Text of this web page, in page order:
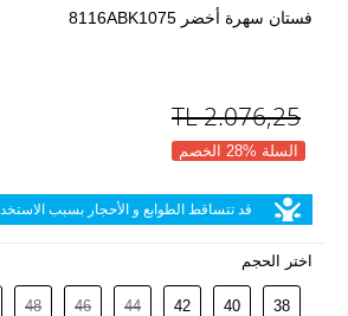
فستان سهرة أخضر 8116ABK1075
2.076,25
TL
السلة %28 الخصم
قد تتساقط الطوابع و الأحجار بسبب
اختر الحجم
38
40
42
44
46
48